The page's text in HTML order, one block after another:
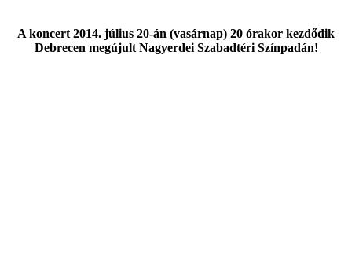
A koncert 2014. július 20-án (vasárnap) 20 órakor kezdődik
Debrecen megújult Nagyerdei Szabadtéri Színpadán!